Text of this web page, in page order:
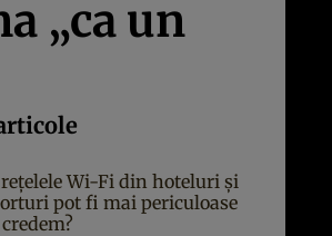
„ca un
rețelele Wi-Fi din hoteluri și
pot fi mai periculoase